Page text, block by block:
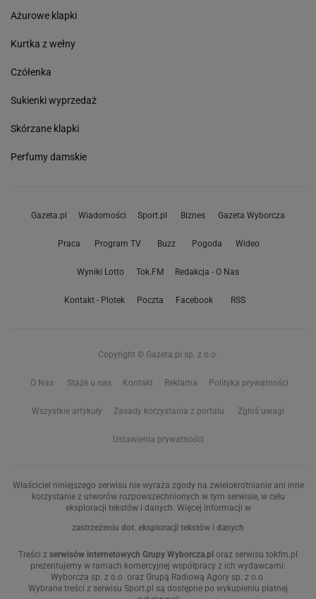
Ażurowe klapki
Kurtka z wełny
Czółenka
Sukienki wyprzedaż
Skórzane klapki
Perfumy damskie
Gazeta.pl Wiadomości Sport.pl Biznes Gazeta Wyborcza
Praca Program TV Buzz Pogoda Wideo
Wyniki Lotto Tok.FM Redakcja - O Nas
Kontakt - Plotek Poczta Facebook RSS
Copyright © Gazeta.pl sp. z o.o.
O Nas Staże u nas Kontakt Reklama Polityka prywatności
Wszystkie artykuły Zasady korzystania z portalu Zgłoś uwagi
Ustawienia prywatności
Właściciel niniejszego serwisu nie wyraża zgody na zwielokrotnianie ani inne
korzystanie z utworów rozpowszechnionych w tym serwisie, w celu
eksploracji tekstów i danych. Więcej informacji w
zastrzeżeniu dot. eksploracji tekstów i danych
Treści z serwisów internetowych Grupy Wyborcza.pl oraz serwisu tokfm.pl
prezentujemy w ramach komercyjnej współpracy z ich wydawcami:
Wyborcza sp. z o.o. oraz Grupą Radiową Agory sp. z o.o.
Wybrane treści z serwisu Sport.pl są dostępne po wykupieniu płatnej